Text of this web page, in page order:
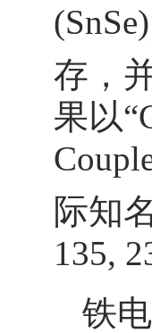
(SnSe)
存，
果以
际知
135,
铁